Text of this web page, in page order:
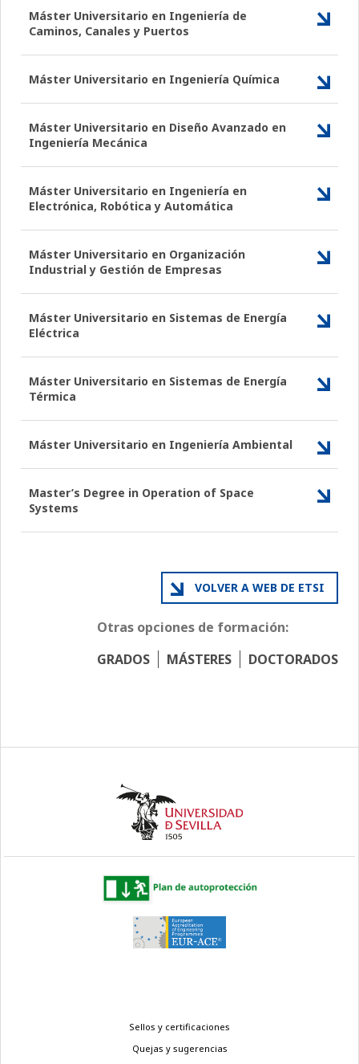
Máster Universitario en Ingeniería de
Caminos, Canales y Puertos
Máster Universitario en Ingeniería Química
Máster Universitario en Diseño Avanzado en
Ingeniería Mecánica
Máster Universitario en Ingeniería en
Electrónica, Robótica y Automática
Máster Universitario en Organización
Industrial y Gestión de Empresas
Máster Universitario en Sistemas de Energía
Eléctrica
Máster Universitario en Sistemas de Energía
Térmica
Máster Universitario en Ingeniería Ambiental
Master’s Degree in Operation of Space
Systems
VOLVER A WEB DE ETSI
Otras opciones de formación:
GRADOS
MÁSTERES DOCTORADOS
Sellos y certificaciones
Quejas y sugerencias